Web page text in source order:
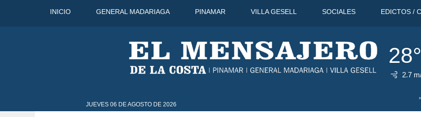
INICIO GENERAL MADARIAGA PINAMAR VILLA GESELL SOCIALES EDICTOS /
2.7
JUEVES 06 DE AGOSTO DE 2026
7 Ago 31°C 10